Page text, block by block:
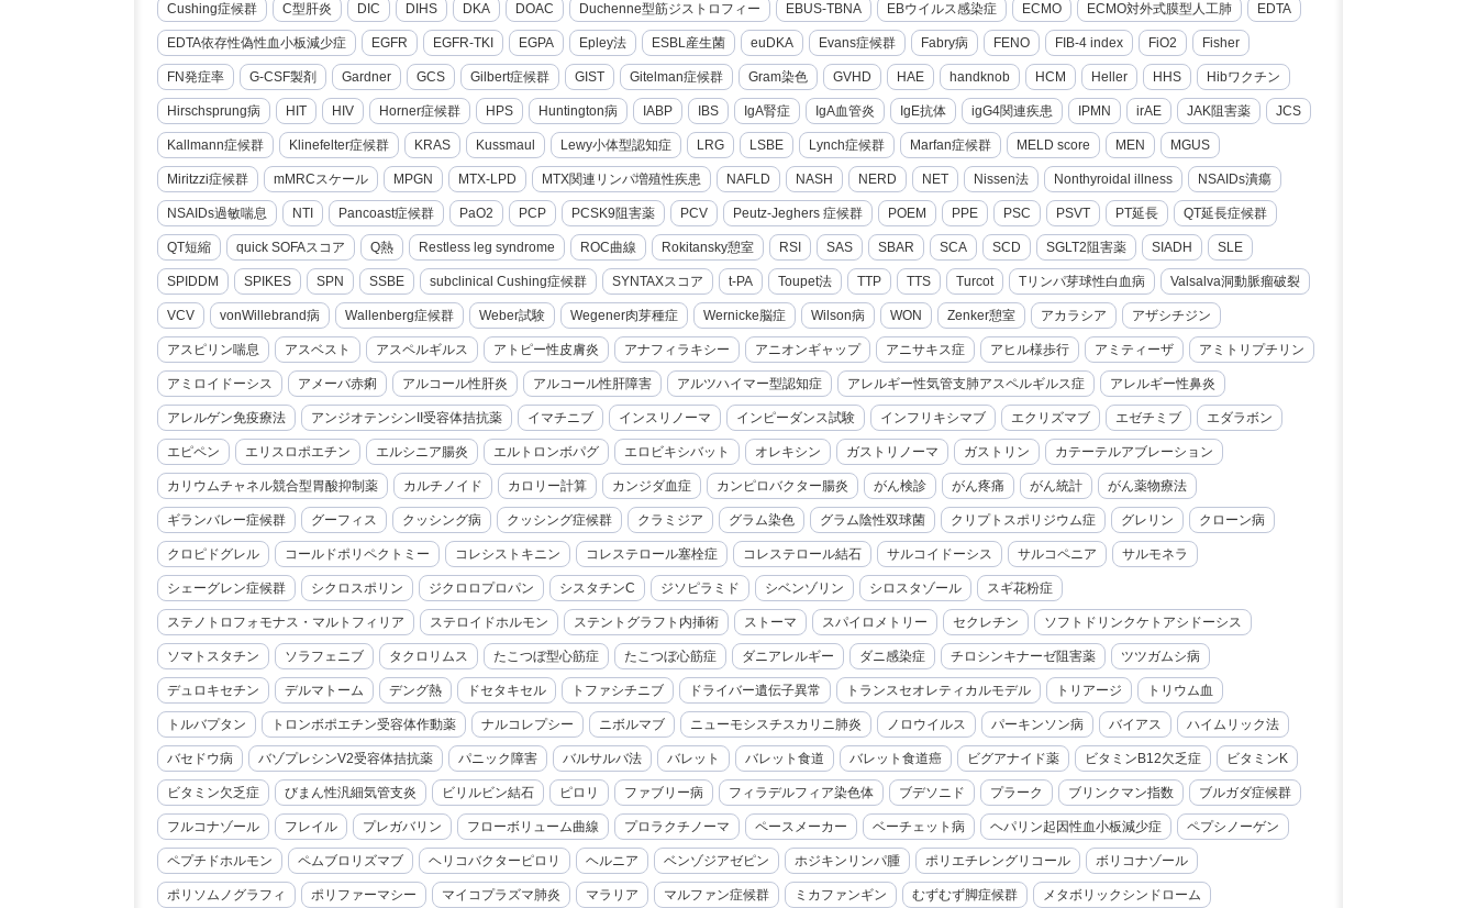
Cushing症候群 C型肝炎 DIC DIHS DKA DOAC Duchenne型筋ジストロフィー EBUS-TBNA EBウイルス感染症 ECMO ECMO対外式膜型人工肺 EDTA
EDTA依存性偽性血小板減少症 EGFR EGFR-TKI EGPA Epley法 ESBL産生菌 euDKA Evans症候群 Fabry病 FENO FIB-4 index FiO2 Fisher
FN発症率 G-CSF製剤 Gardner GCS Gilbert症候群 GIST Gitelman症候群 Gram染色 GVHD HAE handknob HCM Heller HHS Hibワクチン
Hirschsprung病 HIT HIV Horner症候群 HPS Huntington病 IABP IBS IgA腎症 IgA血管炎 IgE抗体 igG4関連疾患 IPMN irAE JAK阻害薬 JCS
Kallmann症候群 Klinefelter症候群 KRAS Kussmaul Lewy小体型認知症 LRG LSBE Lynch症候群 Marfan症候群 MELD score MEN MGUS
Miritzzi症候群 mMRCスケール MPGN MTX-LPD MTX関連リンパ増殖性疾患 NAFLD NASH NERD NET Nissen法 Nonthyroidal illness NSAIDs潰瘍
NSAIDs過敏喘息 NTI Pancoast症候群 PaO2 PCP PCSK9阻害薬 PCV Peutz-Jeghers 症候群 POEM PPE PSC PSVT PT延長 QT延長症候群
QT短縮 quick SOFAスコア Q熱 Restless leg syndrome ROC曲線 Rokitansky憩室 RSI SAS SBAR SCA SCD SGLT2阻害薬 SIADH SLE
SPIDDM SPIKES SPN SSBE subclinical Cushing症候群 SYNTAXスコア t-PA Toupet法 TTP TTS Turcot Tリンパ芽球性白血病 Valsalva洞動脈瘤破裂
VCV vonWillebrand病 Wallenberg症候群 Weber試験 Wegener肉芽種症 Wernicke脳症 Wilson病 WON Zenker憩室 アカラシア アザシチジン
アスピリン喘息 アスベスト アスペルギルス アトピー性皮膚炎 アナフィラキシー アニオンギャップ アニサキス症 アヒル様歩行 アミティーザ アミトリプチリン
アミロイドーシス アメーバ赤痢 アルコール性肝炎 アルコール性肝障害 アルツハイマー型認知症 アレルギー性気管支肺アスペルギルス症 アレルギー性鼻炎
アレルゲン免疫療法 アンジオテンシンII受容体拮抗薬 イマチニブ インスリノーマ インピーダンス試験 インフリキシマブ エクリズマブ エゼチミブ エダラボン
エピペン エリスロポエチン エルシニア腸炎 エルトロンボパグ エロビキシバット オレキシン ガストリノーマ ガストリン カテーテルアブレーション
カリウムチャネル競合型胃酸抑制薬 カルチノイド カロリー計算 カンジダ血症 カンピロバクター腸炎 がん検診 がん疼痛 がん統計 がん薬物療法
ギランバレー症候群 グーフィス クッシング病 クッシング症候群 クラミジア グラム染色 グラム陰性双球菌 クリプトスポリジウム症 グレリン クローン病
クロピドグレル コールドポリペクトミー コレシストキニン コレステロール塞栓症 コレステロール結石 サルコイドーシス サルコペニア サルモネラ
シェーグレン症候群 シクロスポリン ジクロロプロパン シスタチンC ジソピラミド シベンゾリン シロスタゾール スギ花粉症
ステノトロフォモナス・マルトフィリア ステロイドホルモン ステントグラフト内挿術 ストーマ スパイロメトリー セクレチン ソフトドリンクケトアシドーシス
ソマトスタチン ソラフェニブ タクロリムス たこつぼ型心筋症 たこつぼ心筋症 ダニアレルギー ダニ感染症 チロシンキナーゼ阻害薬 ツツガムシ病
デュロキセチン デルマトーム デング熱 ドセタキセル トファシチニブ ドライバー遺伝子異常 トランスセオレティカルモデル トリアージ トリウム血
トルバプタン トロンボポエチン受容体作動薬 ナルコレプシー ニボルマブ ニューモシスチスカリニ肺炎 ノロウイルス パーキンソン病 バイアス ハイムリック法
バセドウ病 バゾプレシンV2受容体拮抗薬 パニック障害 バルサルバ法 バレット バレット食道 バレット食道癌 ビグアナイド薬 ビタミンB12欠乏症 ビタミンK
ビタミン欠乏症 びまん性汎細気管支炎 ビリルビン結石 ピロリ ファブリー病 フィラデルフィア染色体 ブデソニド プラーク ブリンクマン指数 ブルガダ症候群
フルコナゾール フレイル プレガバリン フローボリューム曲線 プロラクチノーマ ペースメーカー ベーチェット病 ヘパリン起因性血小板減少症 ペプシノーゲン
ペプチドホルモン ペムブロリズマブ ヘリコバクターピロリ ヘルニア ベンゾジアゼピン ホジキンリンパ腫 ポリエチレングリコール ボリコナゾール
ポリソムノグラフィ ポリファーマシー マイコプラズマ肺炎 マラリア マルファン症候群 ミカファンギン むずむず脚症候群 メタボリックシンドローム